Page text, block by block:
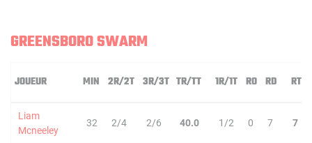
GREENSBORO SWARM
JOUEUR MIN 2R/2T 3R/3T TR/TT 1R/1T RO RD RT
Liam
Mcneeley
32 2/4 2/6 40.0 1/2 0 7 7